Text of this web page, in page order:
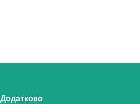
Додатково